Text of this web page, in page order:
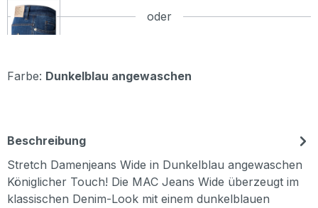
oder
Farbe: Dunkelblau angewaschen
Beschreibung
Stretch Damenjeans Wide in Dunkelblau angewaschen
Königlicher Touch! Die MAC Jeans Wide überzeugt im
klassischen Denim-Look mit einem dunkelblauen